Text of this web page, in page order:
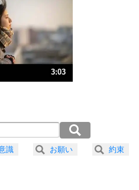
なれない原因は、行動しないから。
になる30の方法
かなるもの。
の方法
は、怒りを優しさで表現する。
3:03
秒）
）
）
識 お願い 約束